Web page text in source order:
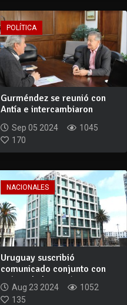
POLÍTICA
Gurméndez se reunió con
Antía e intercambiaron
Sep 05 2024
1045
170
NACIONALES
Uruguay suscribió
comunicado conjunto con
países de la regió...
Aug 23 2024
1052
135